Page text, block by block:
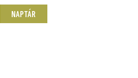
NAPTÁR